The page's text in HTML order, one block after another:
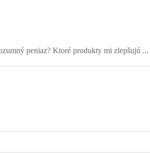
peniaz? Ktoré produkty mi zlepšujú ...